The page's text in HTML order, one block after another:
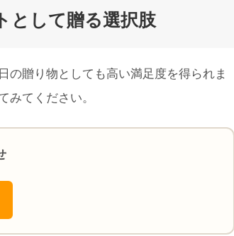
として贈る選択肢
の贈り物としても高い満足度を得られま
みてください。